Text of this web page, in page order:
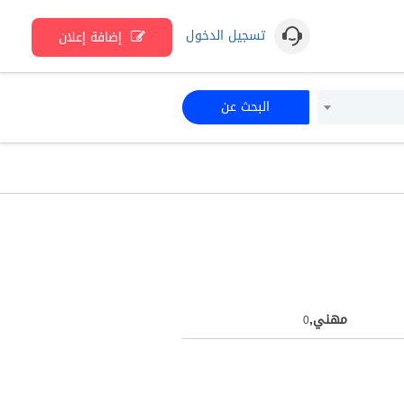
تسجيل الدخول إضافة إعلان
البحث عن
مهني,0